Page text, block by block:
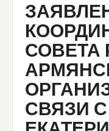
СОВЕТА
СВЯЗИ